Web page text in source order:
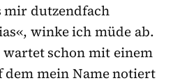
mir dutzendfach
winke ich müde ab.
schon mit einem
dem mein Name notiert